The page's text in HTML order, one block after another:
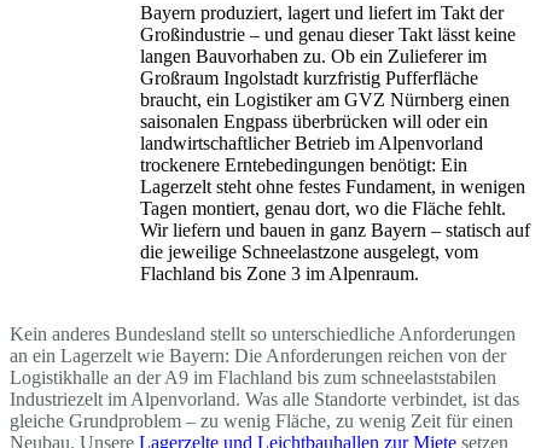
Bayern produziert, lagert und liefert im Takt der
Großindustrie – und genau dieser Takt lässt keine
langen Bauvorhaben zu. Ob ein Zulieferer im
Großraum Ingolstadt kurzfristig Pufferfläche
braucht, ein Logistiker am GVZ Nürnberg einen
saisonalen Engpass überbrücken will oder ein
landwirtschaftlicher Betrieb im Alpenvorland
trockenere Erntebedingungen benötigt: Ein
Lagerzelt steht ohne festes Fundament, in wenigen
Tagen montiert, genau dort, wo die Fläche fehlt.
Wir liefern und bauen in ganz Bayern – statisch auf
die jeweilige Schneelastzone ausgelegt, vom
Flachland bis Zone 3 im Alpenraum.
Kein anderes Bundesland stellt so unterschiedliche Anforderungen
an ein Lagerzelt wie Bayern: Die Anforderungen reichen von der
Logistikhalle an der A9 im Flachland bis zum schneelaststabilen
Industriezelt im Alpenvorland. Was alle Standorte verbindet, ist das
gleiche Grundproblem – zu wenig Fläche, zu wenig Zeit für einen
Neubau. Unsere Lagerzelte und Leichtbauhallen zur Miete setzen